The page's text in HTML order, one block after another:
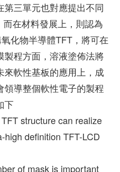
三單元也對應提出不同
在材料發展上，則認為
化物半導體TFT，將可在
程方面，溶液塗佈法將
軟性基板的應用上，成
導整個軟性電子的製程
下
structure can realize
definition TFT-LCD
of mask is important